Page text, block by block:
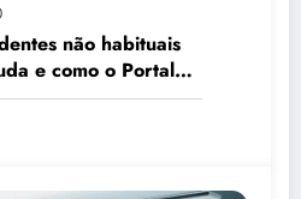
não habituais
e como o Portal